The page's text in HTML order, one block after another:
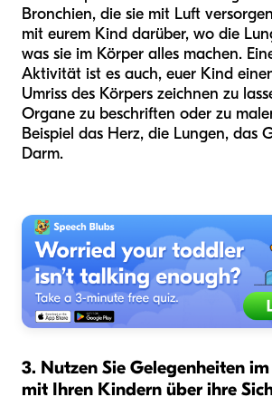
Bronchien, die sie mit Luft
mit eurem Kind darüber, wo die
was sie im Körper alles machen.
Aktivität ist es auch, euer Kind
Umriss des Körpers zeichnen zu
Organe zu beschriften oder zu
Beispiel das Herz, die Lungen, das
Darm.
3. Nutzen Sie Gelegenheiten
mit Ihren Kindern über ihre